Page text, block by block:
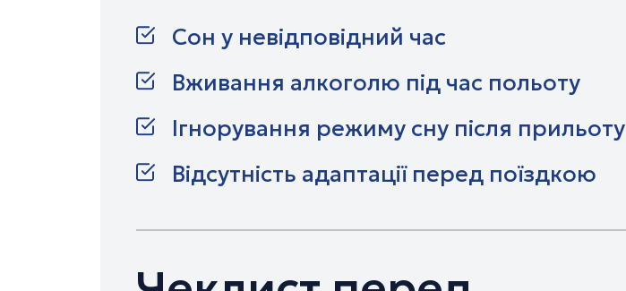
Сон у невідповідний час
Вживання алкоголю під час польоту
Ігнорування режиму сну після прильоту
Відсутність адаптації перед поїздкою